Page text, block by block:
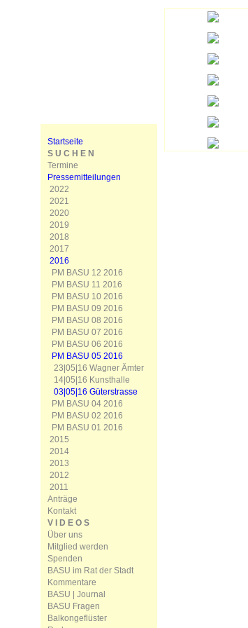
Startseite
S U C H E N
Termine
Pressemitteilungen
2022
2021
2020
2019
2018
2017
2016
PM BASU 12 2016
PM BASU 11 2016
PM BASU 10 2016
PM BASU 09 2016
PM BASU 08 2016
PM BASU 07 2016
PM BASU 06 2016
PM BASU 05 2016
23|05|16 Wagner Ämter
14|05|16 Kunsthalle
03|05|16 Güterstrasse
PM BASU 04 2016
PM BASU 02 2016
PM BASU 01 2016
2015
2014
2013
2012
2011
Anträge
Kontakt
V I D E O S
Über uns
Mitglied werden
Spenden
BASU im Rat der Stadt
Kommentare
BASU | Journal
BASU Fragen
Balkongeflüster